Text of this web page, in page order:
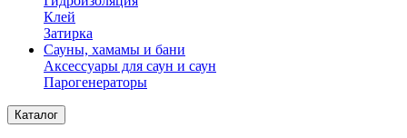
Клей
Затирка
Сауны, хамамы и бани
Аксессуары для саун и саун
Парогенераторы
Каталог